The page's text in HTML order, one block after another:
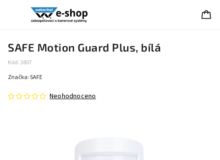
SAFE Motion Guard Plus, bílá
Kód:3807
Neohodnoceno
Značka:SAFE